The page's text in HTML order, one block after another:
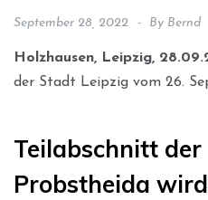
September 28, 2022 By Bernd
Holzhausen, Leipzig,
der Stadt Leipzig vom 26.
Teilabschnitt
Probstheida